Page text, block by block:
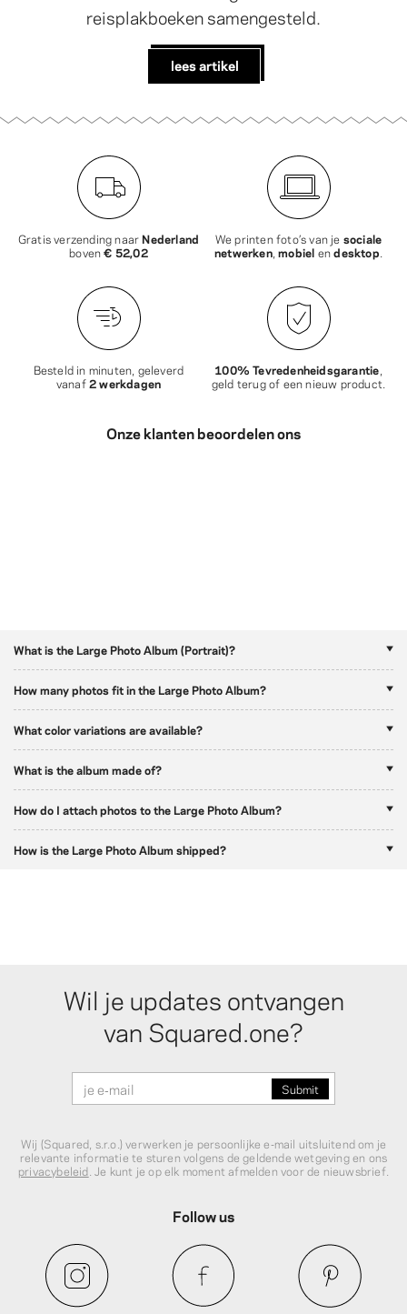
reisplakboeken samengesteld.
lees artikel
Gratis verzending naar Nederland
boven€ 52,02
We printen foto’s van je sociale
netwerken,mobiel endesktop
Besteld in minuten, geleverd
vanaf2 werkdagen
100% Tevredenheidsgarantie
geld terug of een nieuw product.
Onze klanten beoordelen ons
What is the Large Photo Album (Portrait)?
How many photos fit in the Large Photo Album?
What color variations are available?
What is the album made of?
How do I attach photos to the Large Photo Album?
How is the Large Photo Album shipped?
Wil je updates ontvangen
van Squared.one?
Wij (Squared, s.r.o.) verwerken je persoonlijke e‑mail uitsluitend om je
relevante informatie te sturen volgens de geldende wetgeving en ons
privacybeleid . Je kunt je op elk moment afmelden voor de nieuwsbrief.
Follow us